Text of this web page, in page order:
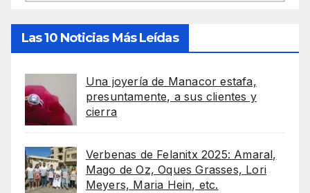
Las 10 Noticias Más Leídas
Una joyería de Manacor estafa,
presuntamente, a sus clientes y
cierra
Verbenas de Felanitx 2025: Amaral,
Mago de Oz, Oques Grasses, Lori
Meyers, Maria Hein, etc.